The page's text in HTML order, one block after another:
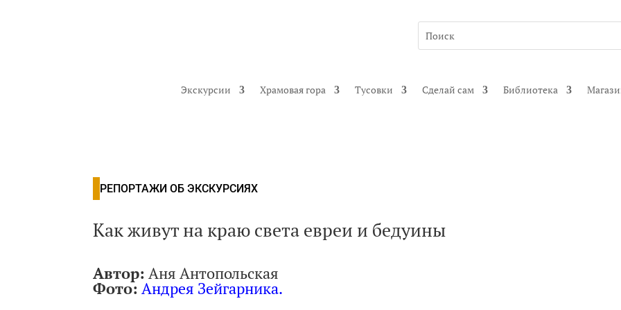
Экскурсии Храмовая гора Тусовки Сделай сам Библиотека
РЕПОРТАЖИ ОБ ЭКСКУРСИЯХ
Как живут на краю света евреи и бедуины
Автор: Аня Антопольская
Фото: Андрея Зейгарника.